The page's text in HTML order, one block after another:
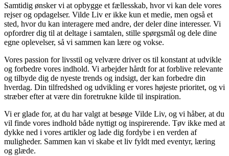
Samtidig ønsker vi at opbygge et fællesskab, hvor vi kan dele vores
rejser og opdagelser. Vilde Liv er ikke kun et medie, men også et
sted, hvor du kan interagere med andre, der deler dine interesser. Vi
opfordrer dig til at deltage i samtalen, stille spørgsmål og dele dine
egne oplevelser, så vi sammen kan lære og vokse.
Vores passion for livsstil og velvære driver os til konstant at udvikle
og forbedre vores indhold. Vi arbejder hårdt for at forblive relevante
og tilbyde dig de nyeste trends og indsigt, der kan forbedre din
hverdag. Din tilfredshed og udvikling er vores højeste prioritet, og vi
stræber efter at være din foretrukne kilde til inspiration.
Vi er glade for, at du har valgt at besøge Vilde Liv, og vi håber, at du
vil finde vores indhold både nyttigt og inspirerende. Tøv ikke med at
dykke ned i vores artikler og lade dig fordybe i en verden af
muligheder. Sammen kan vi skabe et liv fyldt med eventyr, læring
og glæde.